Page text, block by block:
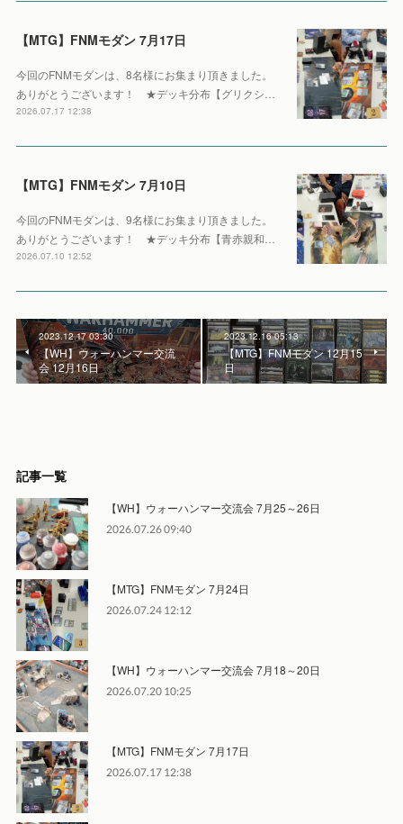
【MTG】FNMモダン 7月17日
今回のFNMモダンは、8名様にお集まり頂きました。
ありがとうございます！ ★デッキ分布【グリクシ…
2026.07.17 12:38
【MTG】FNMモダン 7月10日
今回のFNMモダンは、9名様にお集まり頂きました。
ありがとうございます！ ★デッキ分布【青赤親和…
2026.07.10 12:52
2023.12.17 03:30
【WH】ウォーハンマー交流
会 12月16日
2023.12.16 05:13
【MTG】FNMモダン 12月15
日
記事一覧
【WH】ウォーハンマー交流会 7月25～26日
2026.07.26 09:40
【MTG】FNMモダン 7月24日
2026.07.24 12:12
【WH】ウォーハンマー交流会 7月18～20日
2026.07.20 10:25
【MTG】FNMモダン 7月17日
2026.07.17 12:38